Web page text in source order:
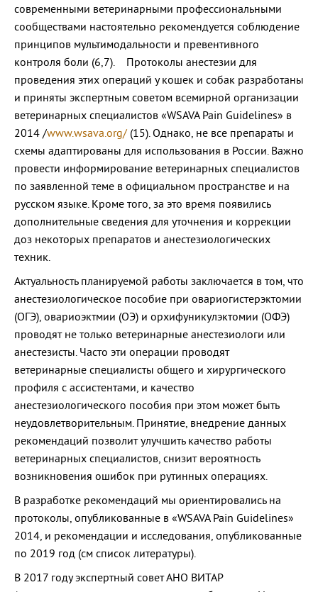
современными ветеринарными профессиональными
сообществами настоятельно рекомендуется соблюдение
принципов мультимодальности и превентивного
контроля боли (6,7). Протоколы анестезии для
проведения этих операций у кошек и собак разработаны
и приняты экспертным советом всемирной организации
ветеринарных специалистов «WSAVA Pain Guidelines» в
2014 /www.wsava.org/(15). Однако, не все препараты и
схемы адаптированы для использования в России. Важно
провести информирование ветеринарных специалистов
по заявленной теме в официальном пространстве и на
русском языке. Кроме того, за это время появились
дополнительные сведения для уточнения и коррекции
доз некоторых препаратов и анестезиологических
техник.
Актуальность планируемой работы заключается в том, что
анестезиологическое пособие при овариогистерэктомии
(ОГЭ), овариоэктмии (ОЭ) и орхифуникулэктомии (ОФЭ)
проводят не только ветеринарные анестезиологи или
анестезисты. Часто эти операции проводят
ветеринарные специалисты общего и хирургического
профиля с ассистентами, и качество
анестезиологического пособия при этом может быть
неудовлетворительным. Принятие, внедрение данных
рекомендаций позволит улучшить качество работы
ветеринарных специалистов, снизит вероятность
возникновения ошибок при рутинных операциях.
В разработке рекомендаций мы ориентировались на
протоколы, опубликованные в «WSAVA Pain Guidelines»
2014, и рекомендации и исследования, опубликованные
по 2019 год (см список литературы).
В 2017 году экспертный совет АНО ВИТАР